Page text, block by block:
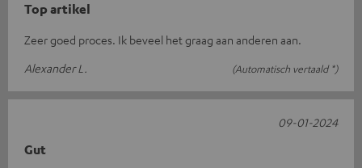
Top artikel
Zeer goed proces. Ik beveel het graag aan anderen aan.
Alexander L.
(Automatisch vertaald *)
Gut
09-01-2024